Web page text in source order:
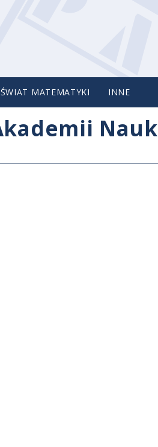
ŚWIAT MATEMATYKI INNE
Nauk